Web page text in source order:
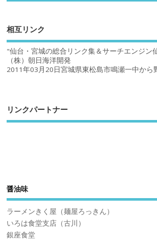
相互リンク
"仙台・宮城の総合リンク集＆サーチエンジン
（株）朝日海洋開発
2011年03月20日宮城県東松島市鳴瀬一中から
リンクパートナー
醤油味
ラーメンきく屋（麺屋ろっきん）
いろは食堂支店（古川）
銀座食堂